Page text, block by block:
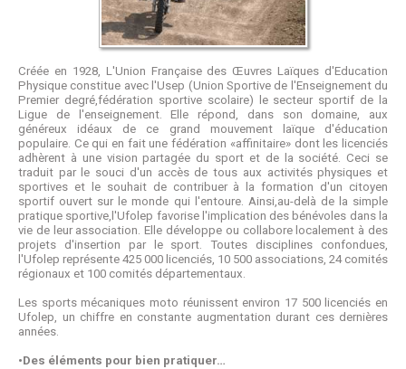
Créée en 1928, L'Union Française des Œuvres Laïques d'Education
Physique constitue avec l'Usep (Union Sportive de l'Enseignement du
Premier degré,fédération sportive scolaire) le secteur sportif de la
Ligue de l'enseignement. Elle répond, dans son domaine, aux
généreux idéaux de ce grand mouvement laïque d'éducation
populaire. Ce qui en fait une fédération «affinitaire» dont les licenciés
adhèrent à une vision partagée du sport et de la société. Ceci se
traduit par le souci d'un accès de tous aux activités physiques et
sportives et le souhait de contribuer à la formation d'un citoyen
sportif ouvert sur le monde qui l'entoure. Ainsi,au-delà de la simple
pratique sportive,l'Ufolep favorise l'implication des bénévoles dans la
vie de leur association. Elle développe ou collabore localement à des
projets d'insertion par le sport. Toutes disciplines confondues,
l'Ufolep représente 425 000 licenciés, 10 500 associations, 24 comités
régionaux et 100 comités départementaux.
Les sports mécaniques moto réunissent environ 17 500 licenciés en
Ufolep, un chiffre en constante augmentation durant ces dernières
années.
•Des éléments pour bien pratiquer…